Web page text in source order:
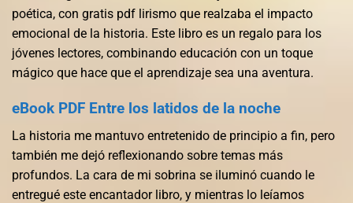
poética, con gratis pdf lirismo que realzaba el impacto
emocional de la historia. Este libro es un regalo para los
jóvenes lectores, combinando educación con un toque
mágico que hace que el aprendizaje sea una aventura.
eBook PDF Entre los latidos de la noche
La historia me mantuvo entretenido de principio a fin, pero
también me dejó reflexionando sobre temas más
profundos. La cara de mi sobrina se iluminó cuando le
entregué este encantador libro, y mientras lo leíamos